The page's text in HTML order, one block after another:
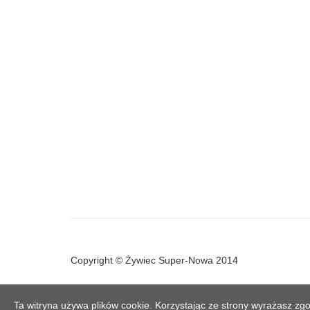
Copyright © Żywiec Super-Nowa 2014
Ta witryna używa plików cookie. Korzystając ze strony wyrażasz